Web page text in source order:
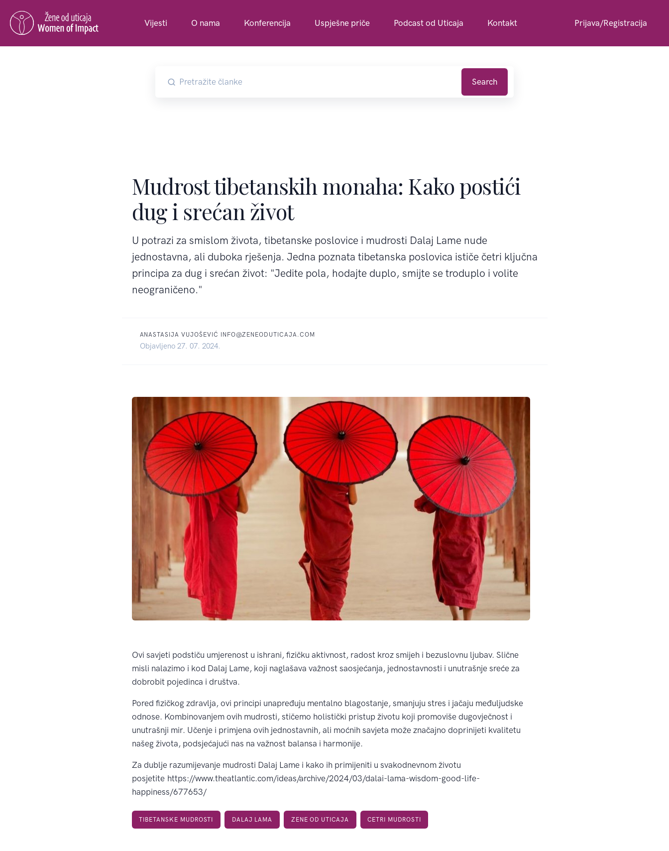
Vijesti O nama Konferencija Uspješne priče Podcast od Uticaja Kontakt Prijava/Registracija
Search
Mudrost tibetanskih monaha: Kako postići
dug i srećan život
U potrazi za smislom života, tibetanske poslovice i mudrosti Dalaj Lame nude
jednostavna, ali duboka rješenja. Jedna poznata tibetanska poslovica ističe četri ključna
principa za dug i srećan život: "Jedite pola, hodajte duplo, smijte se troduplo i volite
neograničeno."
ANASTASIJA VUJOŠEVIĆ INFO@ZENEODUTICAJA.COM
Objavljeno 27. 07. 2024.
Ovi savjeti podstiču umjerenost u ishrani, fizičku aktivnost, radost kroz smijeh i bezuslovnu ljubav. Slične
misli nalazimo i kod Dalaj Lame, koji naglašava važnost saosjećanja, jednostavnosti i unutrašnje sreće za
dobrobit pojedinca i društva.
Pored fizičkog zdravlja, ovi principi unapređuju mentalno blagostanje, smanjuju stres i jačaju međuljudske
odnose. Kombinovanjem ovih mudrosti, stičemo holistički pristup životu koji promoviše dugovječnost i
unutrašnji mir. Učenje i primjena ovih jednostavnih, ali moćnih savjeta može značajno doprinijeti kvalitetu
našeg života, podsjećajući nas na važnost balansa i harmonije.
Za dublje razumijevanje mudrosti Dalaj Lame i kako ih primijeniti u svakodnevnom životu
posjetite https://www.theatlantic.com/ideas/archive/2024/03/dalai-lama-wisdom-good-life-
happiness/677653/
TIBETANSKE MUDROSTI DALAJ LAMA ZENE OD UTICAJA CETRI MUDROSTI